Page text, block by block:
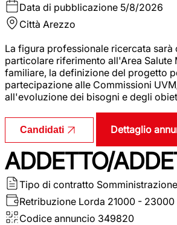
Data di pubblicazione 5/8/2026
Città Arezzo
La figura professionale ricercata
particolare riferimento all'Area
familiare, la definizione del progetto
partecipazione alle Commissioni
all'evoluzione dei bisogni e degli
Candidati Dettaglio
ADDETTO/
Tipo di contratto Somministrazione
Retribuzione Lorda 21000 - 23000
Codice annuncio 349820